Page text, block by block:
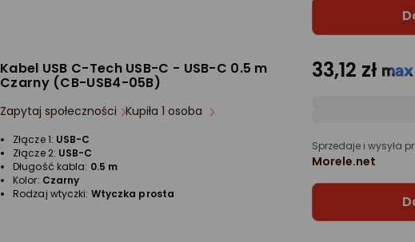
Kabel USB C-Tech USB-C - USB-C 0.5 m
Czarny (CB-USB4-05B)
Zapytaj społeczności Kupiła 1 osoba
Złącze 1: USB-C
Złącze 2: USB-C
Długość kabla: 0.5 m
Kolor: Czarny
Rodzaj wtyczki: Wtyczka prosta
33,12 zł
Sprzedaje i wysyła
Morele.net